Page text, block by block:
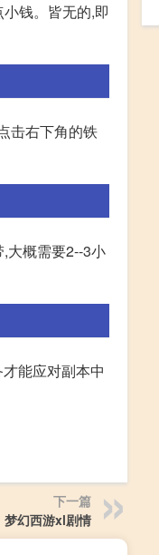
钱。皆无的,即
击右下角的铁
大概需要2--3小
能应对副本中
下一篇
梦幻西游xl剧情